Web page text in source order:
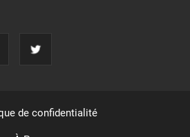
de confidentialité